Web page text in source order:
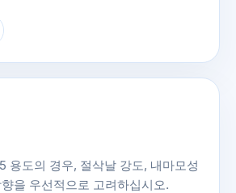
용도의 경우, 절삭날 강도, 내마모성
을 우선적으로 고려하십시오.